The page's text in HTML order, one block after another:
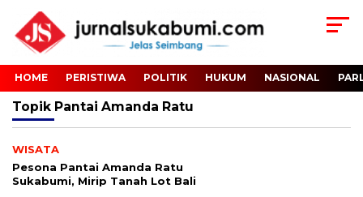
HOME PERISTIWA POLITIK HUKUM NASIONAL
Topik Pantai Amanda Ratu
WISATA
Pesona Pantai Amanda Ratu
Sukabumi, Mirip Tanah Lot Bali